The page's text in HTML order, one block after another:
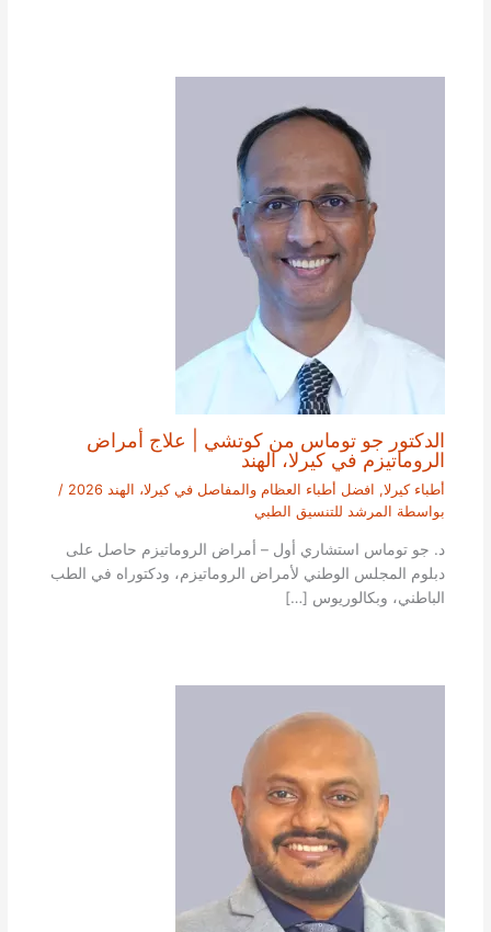
الدكتور جو توماس من كوتشي | علاج أمراض
الروماتيزم في كيرلا، الهند
أطباء كيرلا, افضل أطباء العظام والمفاصل في كيرلا، الهند 2026
/
بواسطة المرشد للتنسيق الطبي
د. جو توماس استشاري أول – أمراض الروماتيزم حاصل على
دبلوم المجلس الوطني لأمراض الروماتيزم، ودكتوراه في الطب
الباطني، وبكالوريوس […]